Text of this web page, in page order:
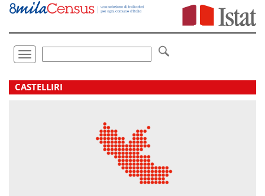
Vai
direttamente
Toggle
navigation
.
CASTELLIRI